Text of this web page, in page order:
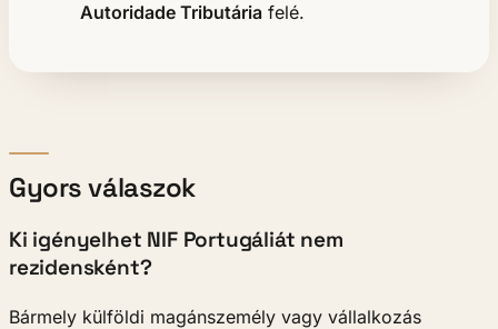
Autoridade Tributária felé.
Gyors válaszok
Ki igényelhet NIF Portugáliát nem
rezidensként?
Bármely külföldi magánszemély vagy vállalkozás